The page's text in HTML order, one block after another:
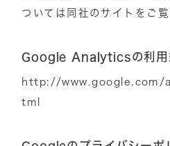
ついては同社のサイトをご覧
Google Analyticsの利用
http://
tml